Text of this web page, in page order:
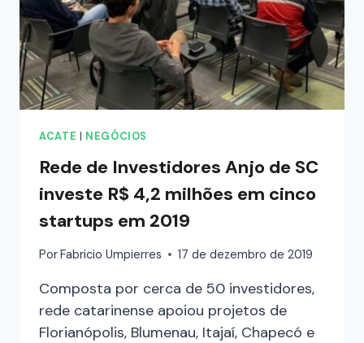
ACATE NEGÓCIOS
Rede de Investidores Anjo de SC
investe R$ 4,2 milhões em cinco
startups em 2019
PorFabricio Umpierres 17 de dezembro de 2019
Composta por cerca de 50 investidores,
rede catarinense apoiou projetos de
Florianópolis, Blumenau, Itajaí, Chapecó e